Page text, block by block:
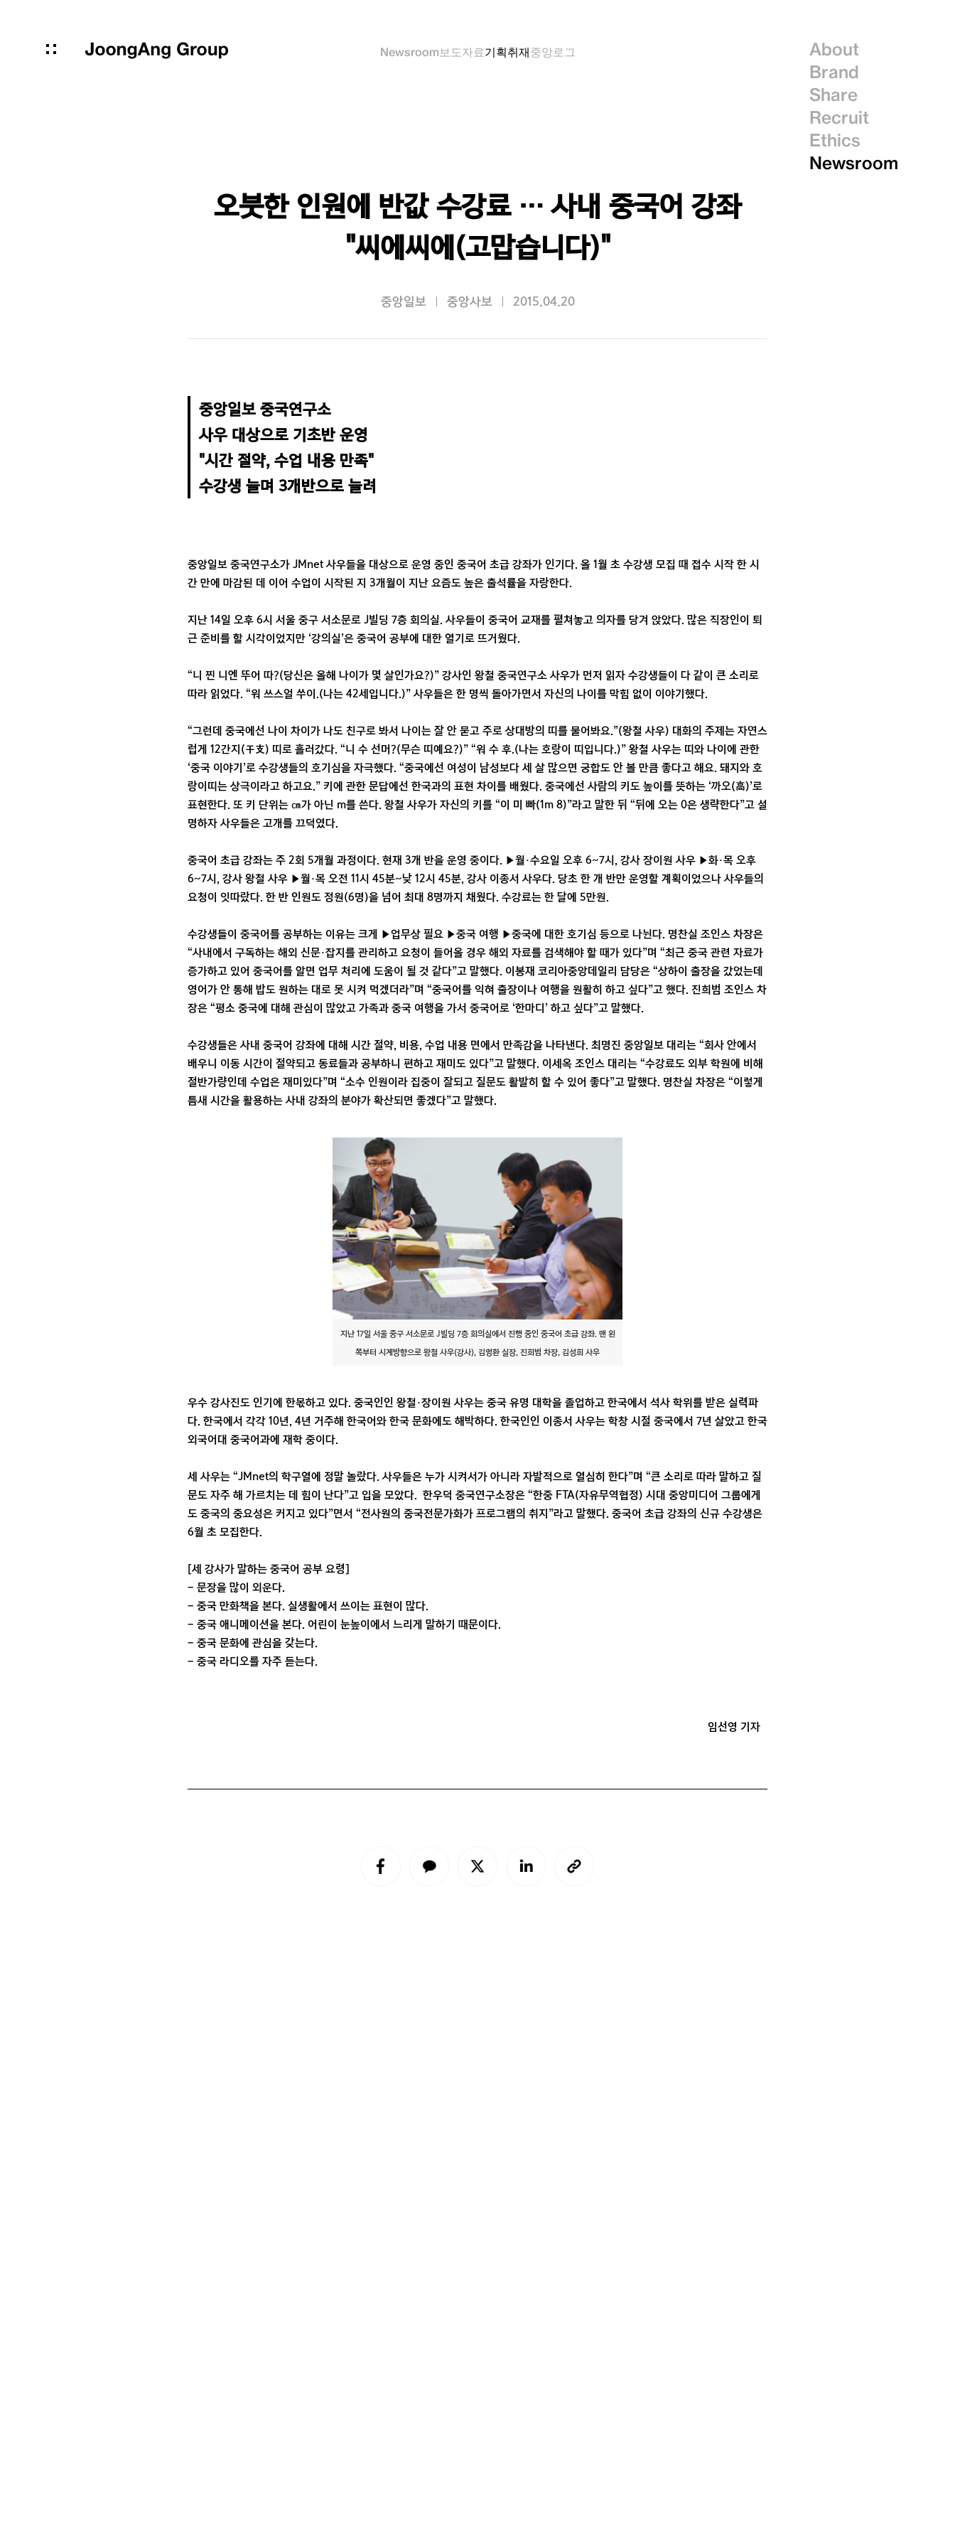
Newsroom보도자료기획취재중앙로그
About
Brand
Share
Recruit
Ethics
Newsroom
오붓한 인원에 반값 수강료 … 사내 중국어 강좌
"씨에씨에(고맙습니다)"
중앙일보 중앙사보 2015.04.20
중앙일보 중국연구소
사우 대상으로 기초반 운영
"시간 절약, 수업 내용 만족"
수강생 늘며 3개반으로 늘려
중앙일보 중국연구소가 JMnet 사우들을 대상으로 운영 중인 중국어 초급 강좌가 인기다. 올 1월 초 수강생 모집 때 접수 시작 한 시
간 만에 마감된 데 이어 수업이 시작된 지 3개월이 지난 요즘도 높은 출석률을 자랑한다.
지난 14일 오후 6시 서울 중구 서소문로 J빌딩 7층 회의실. 사우들이 중국어 교재를 펼쳐놓고 의자를 당겨 앉았다. 많은 직장인이 퇴
근 준비를 할 시각이었지만 ‘강의실’은 중국어 공부에 대한 열기로 뜨거웠다.
“니 찐 니엔 뚜어 따?(당신은 올해 나이가 몇 살인가요?)” 강사인 왕철 중국연구소 사우가 먼저 읽자 수강생들이 다 같이 큰 소리로
따라 읽었다. “워 쓰스얼 쑤이.(나는 42세입니다.)” 사우들은 한 명씩 돌아가면서 자신의 나이를 막힘 없이 이야기했다.
“그런데 중국에선 나이 차이가 나도 친구로 봐서 나이는 잘 안 묻고 주로 상대방의 띠를 물어봐요.”(왕철 사우) 대화의 주제는 자연스
럽게 12간지(干支) 띠로 흘러갔다. “니 수 선머?(무슨 띠예요?)” “워 수 후.(나는 호랑이 띠입니다.)” 왕철 사우는 띠와 나이에 관한
‘중국 이야기’로 수강생들의 호기심을 자극했다. “중국에선 여성이 남성보다 세 살 많으면 궁합도 안 볼 만큼 좋다고 해요. 돼지와 호
랑이띠는 상극이라고 하고요.” 키에 관한 문답에선 한국과의 표현 차이를 배웠다. 중국에선 사람의 키도 높이를 뜻하는 ‘까오(高)’로
표현한다. 또 키 단위는 ㎝가 아닌 m를 쓴다. 왕철 사우가 자신의 키를 “이 미 빠(1m 8)”라고 말한 뒤 “뒤에 오는 0은 생략한다”고 설
명하자 사우들은 고개를 끄덕였다.
중국어 초급 강좌는 주 2회 5개월 과정이다. 현재 3개 반을 운영 중이다. ▶월·수요일 오후 6~7시, 강사 장이원 사우 ▶화·목 오후
6~7시, 강사 왕철 사우 ▶월·목 오전 11시 45분~낮 12시 45분, 강사 이종서 사우다. 당초 한 개 반만 운영할 계획이었으나 사우들의
요청이 잇따랐다. 한 반 인원도 정원(6명)을 넘어 최대 8명까지 채웠다. 수강료는 한 달에 5만원.
수강생들이 중국어를 공부하는 이유는 크게 ▶업무상 필요 ▶중국 여행 ▶중국에 대한 호기심 등으로 나뉜다. 명찬실 조인스 차장은
“사내에서 구독하는 해외 신문·잡지를 관리하고 요청이 들어올 경우 해외 자료를 검색해야 할 때가 있다”며 “최근 중국 관련 자료가
증가하고 있어 중국어를 알면 업무 처리에 도움이 될 것 같다”고 말했다. 이봉재 코리아중앙데일리 담당은 “상하이 출장을 갔었는데
영어가 안 통해 밥도 원하는 대로 못 시켜 먹겠더라”며 “중국어를 익혀 출장이나 여행을 원활히 하고 싶다”고 했다. 진희범 조인스 차
장은 “평소 중국에 대해 관심이 많았고 가족과 중국 여행을 가서 중국어로 ‘한마디’ 하고 싶다”고 말했다.
수강생들은 사내 중국어 강좌에 대해 시간 절약, 비용, 수업 내용 면에서 만족감을 나타낸다. 최명진 중앙일보 대리는 “회사 안에서
배우니 이동 시간이 절약되고 동료들과 공부하니 편하고 재미도 있다”고 말했다. 이세옥 조인스 대리는 “수강료도 외부 학원에 비해
절반가량인데 수업은 재미있다”며 “소수 인원이라 집중이 잘되고 질문도 활발히 할 수 있어 좋다”고 말했다. 명찬실 차장은 “이렇게
틈새 시간을 활용하는 사내 강좌의 분야가 확산되면 좋겠다”고 말했다.
지난 17일 서울 중구 서소문로 J빌딩 7층 회의실에서 진행 중인 중국어 초급 강좌. 맨 왼
쪽부터 시계방향으로 왕철 사우(강사), 김영환 실장, 진희범 차장, 김성희 사우
우수 강사진도 인기에 한몫하고 있다. 중국인인 왕철·장이원 사우는 중국 유명 대학을 졸업하고 한국에서 석사 학위를 받은 실력파
다. 한국에서 각각 10년, 4년 거주해 한국어와 한국 문화에도 해박하다. 한국인인 이종서 사우는 학창 시절 중국에서 7년 살았고 한국
외국어대 중국어과에 재학 중이다.
세 사우는 “JMnet의 학구열에 정말 놀랐다. 사우들은 누가 시켜서가 아니라 자발적으로 열심히 한다”며 “큰 소리로 따라 말하고 질
문도 자주 해 가르치는 데 힘이 난다”고 입을 모았다. 한우덕 중국연구소장은 “한중 FTA(자유무역협정) 시대 중앙미디어 그룹에게
도 중국의 중요성은 커지고 있다”면서 “전사원의 중국전문가화가 프로그램의 취지”라고 말했다. 중국어 초급 강좌의 신규 수강생은
6월 초 모집한다.
[세 강사가 말하는 중국어 공부 요령]
- 문장을 많이 외운다.
- 중국 만화책을 본다. 실생활에서 쓰이는 표현이 많다.
- 중국 애니메이션을 본다. 어린이 눈높이에서 느리게 말하기 때문이다.
- 중국 문화에 관심을 갖는다.
- 중국 라디오를 자주 듣는다.
임선영 기자